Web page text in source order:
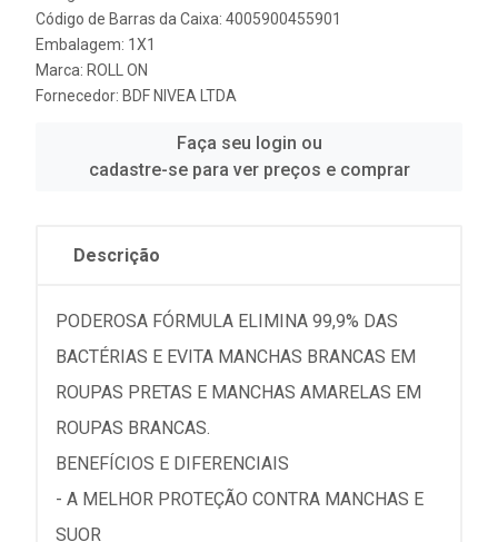
Código de Barras da Caixa: 4005900455901
Embalagem: 1X1
Marca: ROLL ON
Fornecedor: BDF NIVEA LTDA
Faça seu login ou
cadastre-se para ver preços e comprar
Descrição
PODEROSA FÓRMULA ELIMINA 99,9% DAS
BACTÉRIAS E EVITA MANCHAS BRANCAS EM
ROUPAS PRETAS E MANCHAS AMARELAS EM
ROUPAS BRANCAS.
BENEFÍCIOS E DIFERENCIAIS
- A MELHOR PROTEÇÃO CONTRA MANCHAS E
SUOR